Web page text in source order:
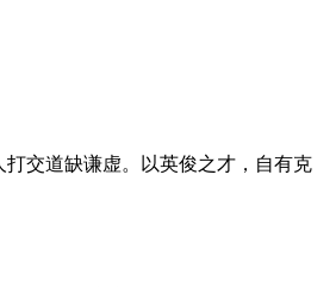
交道缺谦虚。以英俊之才，自有克